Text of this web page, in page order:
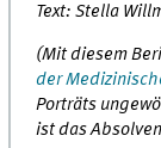
Text: Stella
(Mit diesem
der
Porträts
ist das